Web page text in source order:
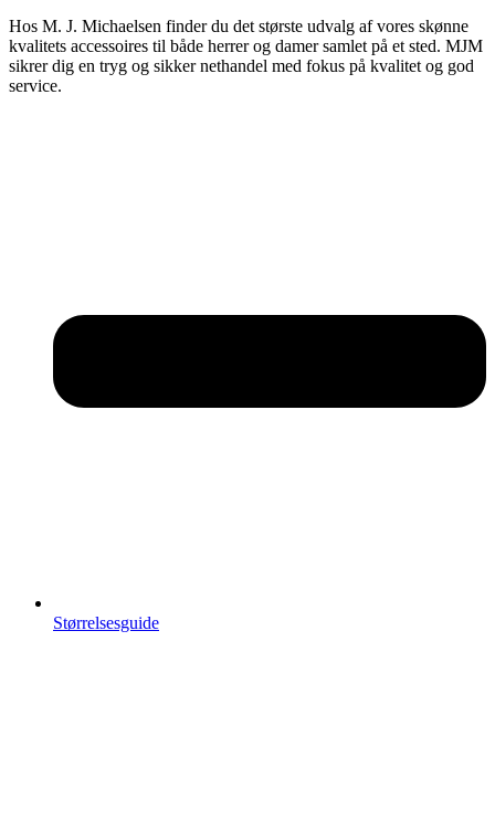
Hos M. J. Michaelsen finder du det største udvalg af vores skønne
kvalitets accessoires til både herrer og damer samlet på et sted. MJM
sikrer dig en tryg og sikker nethandel med fokus på kvalitet og god
service.
Størrelsesguide